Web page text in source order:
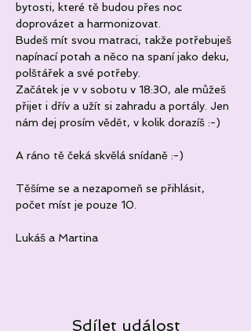
bytosti, které tě budou přes noc
doprovázet a harmonizovat.
Budeš mít svou matraci, takže potřebuješ
napínací potah a něco na spaní jako deku,
polštářek a své potřeby.
Začátek je v v sobotu v 18:30, ale můžeš
přijet i dřív a užít si zahradu a portály. Jen
nám dej prosím vědět, v kolik dorazíš :-)
A ráno tě čeká skvělá snídaně :-)
Těšíme se a nezapomeň se přihlásit,
počet míst je pouze 10.
Lukáš a Martina
Sdílet událost